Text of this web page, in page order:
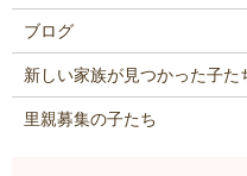
ブログ
新しい家族が見つかった子た
里親募集の子たち